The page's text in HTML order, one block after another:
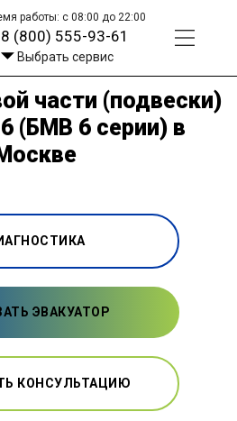
работы: с 08:00 до 22:00
8 (800) 555-93-61
Выбрать сервис
части (подвески)
(БМВ 6 серии) в
ЭВАКУАТОР
КОНСУЛЬТАЦИЮ